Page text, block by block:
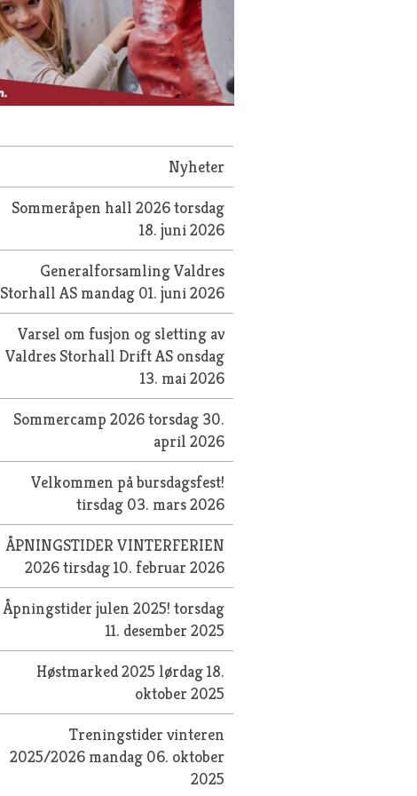
Nyheter
Sommeråpen hall 2026torsdag
18. juni 2026
Generalforsamling Valdres
Storhall AS mandag 01. juni 2026
Varsel om fusjon og sletting av
Valdres Storhall Drift AS onsdag
13. mai 2026
Sommercamp 2026torsdag 30.
april 2026
Velkommen på bursdagsfest!
tirsdag 03. mars 2026
ÅPNINGSTIDER VINTERFERIEN
2026tirsdag 10. februar 2026
Åpningstider julen 2025!torsdag
11. desember 2025
Høstmarked 2025 lørdag 18.
oktober 2025
Treningstider vinteren
2025/2026 mandag 06. oktober
2025